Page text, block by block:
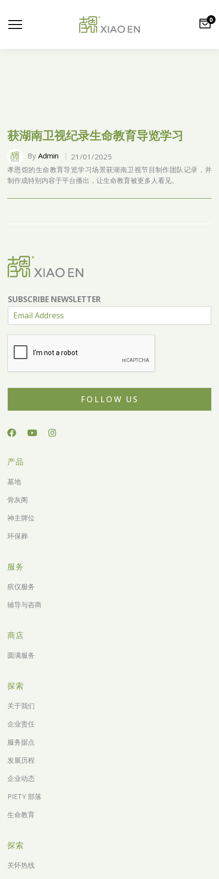
0
获湖南卫视纪录生命教育导览学习
By Admin 21/01/2025
孝恩馆的生命教育导览学习场景获湖南卫视节目制作团队记录，并
制作成特别内容于平台播出，让生命教育被更多人看见。
SUBSCRIBE NEWSLETTER
FOLLOW US
产品
墓地
骨灰阁
神主牌位
环保葬
服务
殡仪服务
辅导与咨商
商店
圆满服务
探索
关于我们
企业责任
服务据点
发展历程
企业动态
PIETY 部落
生命教育
探索
关怀热线